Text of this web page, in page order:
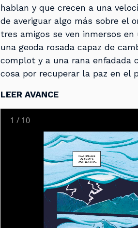
hablan y que crecen a una
de averiguar algo más sobre el
tres amigos se ven inmersos
una geoda rosada capaz de
complot y a una rana enfadada
cosa por recuperar la paz en el
LEER AVANCE
1 / 10